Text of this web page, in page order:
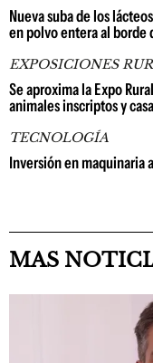
Nueva suba de los
en polvo entera al borde
EXPOSICIONES
Se aproxima la Expo
animales inscriptos y
TECNOLOGÍA
Inversión en maquinaria
MAS